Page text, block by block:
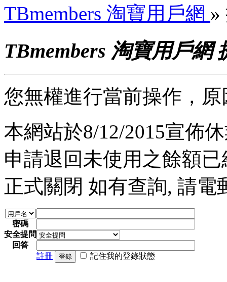
TBmembers 淘寶用戶網 »
TBmembers 淘寶用戶網
您無權進行當前操作，
本網站於8/12/2015宣佈
申請退回未使用之餘額
正式關閉 如有查詢, 請電
密碼
安全提問
回答
註冊
登錄 記住我的登錄狀態